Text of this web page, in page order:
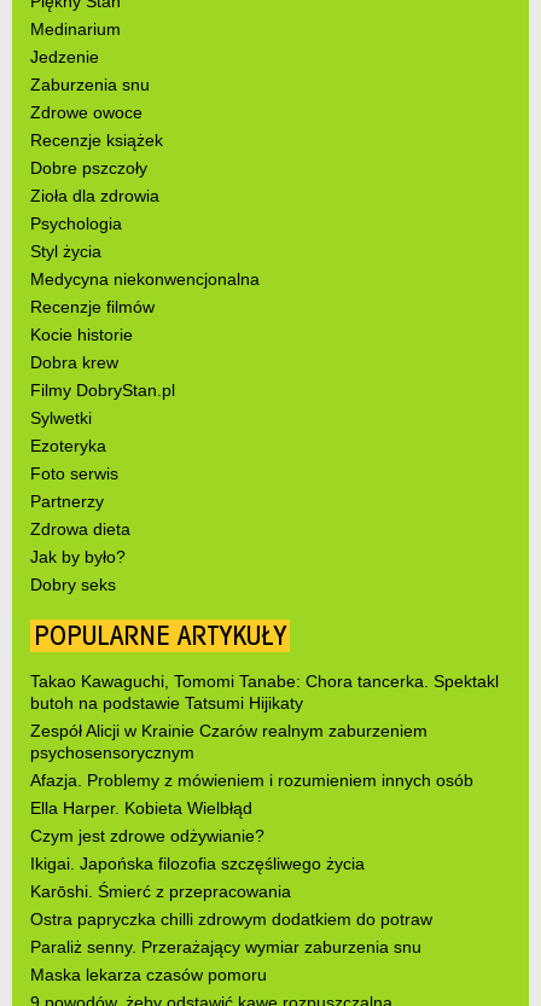
Medinarium
Jedzenie
Zaburzenia snu
Zdrowe owoce
Recenzje książek
Dobre pszczoły
Zioła dla zdrowia
Psychologia
Styl życia
Medycyna niekonwencjonalna
Recenzje filmów
Kocie historie
Dobra krew
Filmy DobryStan.pl
Sylwetki
Ezoteryka
Foto serwis
Partnerzy
Zdrowa dieta
Jak by było?
Dobry seks
POPULARNE ARTYKUŁY
Takao Kawaguchi, Tomomi Tanabe: Chora tancerka. Spektakl
butoh na podstawie Tatsumi Hijikaty
Zespół Alicji w Krainie Czarów realnym zaburzeniem
psychosensorycznym
Afazja. Problemy z mówieniem i rozumieniem innych osób
Ella Harper. Kobieta Wielbłąd
Czym jest zdrowe odżywianie?
Ikigai. Japońska filozofia szczęśliwego życia
Karōshi. Śmierć z przepracowania
Ostra papryczka chilli zdrowym dodatkiem do potraw
Paraliż senny. Przerażający wymiar zaburzenia snu
Maska lekarza czasów pomoru
9 powodów, żeby odstawić kawę rozpuszczalną